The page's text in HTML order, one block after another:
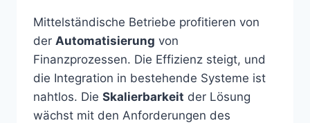
Mittelständische Betriebe profitieren von
der Automatisierung von
Finanzprozessen. Die Effizienz steigt, und
die Integration in bestehende Systeme ist
nahtlos. Die Skalierbarkeit der Lösung
wächst mit den Anforderungen des